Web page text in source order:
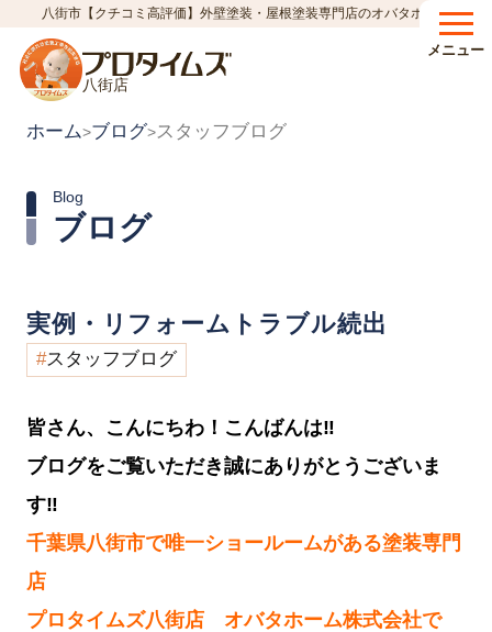
八街市【クチコミ高評価】外壁塗装・屋根塗装専門店のオバタホーム
八街店
メニュー
ホーム>ブログ>スタッフブログ
ブログ
Blog
実例・リフォームトラブル続出
スタッフブログ
皆さん、こんにちわ！こんばんは‼︎
ブログをご覧いただき誠にありがとうございま
す‼︎
千葉県八街市で唯一ショールームがある塗装専門
店
プロタイムズ八街店 オバタホーム株式会社で